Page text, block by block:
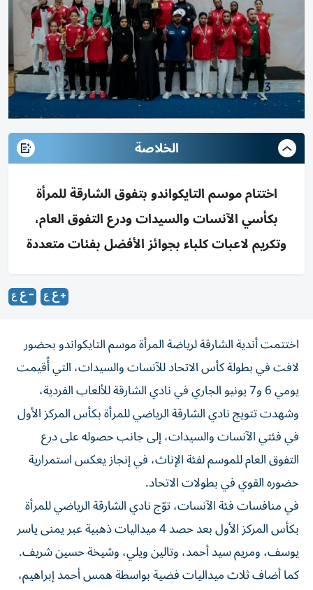
الخلاصة
اختتام موسم التايكواندو بتفوق الشارقة للمرأة
بكأسي الآنسات والسيدات ودرع التفوق العام،
وتكريم لاعبات كلباء بجوائز الأفضل بفئات متعددة
اختتمت أندية الشارقة لرياضة المرأة موسم التايكواندو بحضور
لافت في بطولة كأس الاتحاد للآنسات والسيدات، التي أُقيمت
يومي 6 و7 يونيو الجاري في نادي الشارقة للألعاب الفردية،
وشهدت تتويج نادي الشارقة الرياضي للمرأة بكأس المركز الأول
في فئتي الآنسات والسيدات، إلى جانب حصوله على درع
التفوق العام للموسم لفئة الإناث، في إنجاز يعكس استمرارية
حضوره القوي في بطولات الاتحاد.
في منافسات فئة الآنسات، توّج نادي الشارقة الرياضي للمرأة
بكأس المركز الأول بعد حصد 4 ميداليات ذهبية عبر يمنى ياسر
يوسف، ومريم سيد أحمد، وتالين ويلي، وشيخة حسين شريف.
كما أضاف ثلاث ميداليات فضية بواسطة همس أحمد إبراهيم،